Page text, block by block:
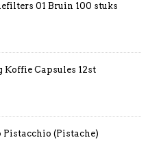
01 Bruin 100 stuks
Capsules 12st
(Pistache)